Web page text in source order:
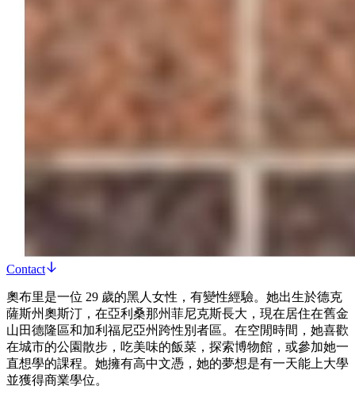
Contact
奧布里是一位 29 歲的黑人女性，有變性經驗。她出生於德克
薩斯州奧斯汀，在亞利桑那州菲尼克斯長大，現在居住在舊金
山田德隆區和加利福尼亞州跨性別者區。在空閒時間，她喜歡
在城市的公園散步，吃美味的飯菜，探索博物館，或參加她一
直想學的課程。她擁有高中文憑，她的夢想是有一天能上大學
並獲得商業學位。